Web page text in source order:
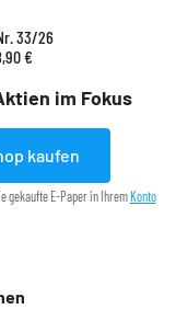
im Fokus
33/26
€
kaufen
gekaufte E-Paper in Ihrem Konto